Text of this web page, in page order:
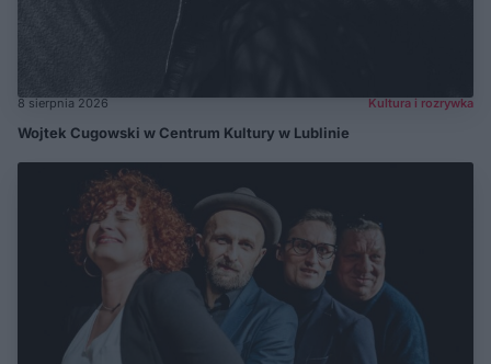
8 sierpnia 2026 Kultura i rozrywka
Wojtek Cugowski w Centrum Kultury w Lublinie